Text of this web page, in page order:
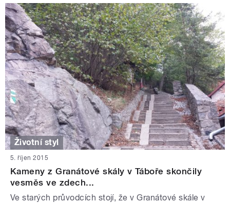
Životní styl
5. říjen 2015
Kameny z Granátové skály v Táboře skončily
vesměs ve zdech...
Ve starých průvodcích stojí, že v Granátové skále v